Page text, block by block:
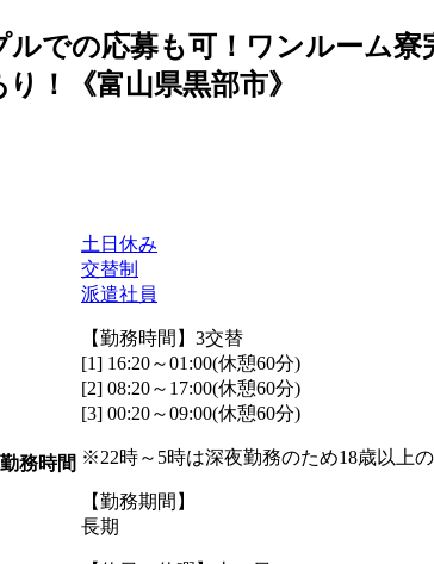
での応募も可！ワンルーム
！《富山県黒部市》
勤務時間
土日休み
交替制
派遣社員
【勤務時間】3交替
[1] 16:20～01:00(休憩60分)
[2] 08:20～17:00(休憩60分)
[3] 00:20～09:00(休憩60分)
※22時～5時は深夜勤務のため18歳以上の
【勤務期間】
長期